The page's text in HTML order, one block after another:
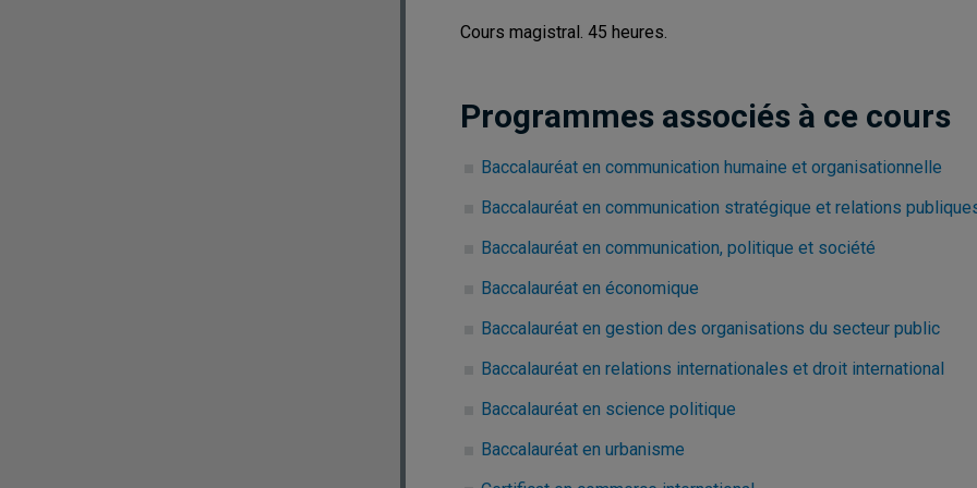
Cours magistral. 45 heures.
Programmes associés à ce cours
Baccalauréat en communication humaine et organisationnelle
Baccalauréat en communication stratégique et relations
Baccalauréat en communication, politique et société
Baccalauréat en économique
Baccalauréat en gestion des organisations du secteur public
Baccalauréat en relations internationales et droit international
Baccalauréat en science politique
Baccalauréat en urbanisme